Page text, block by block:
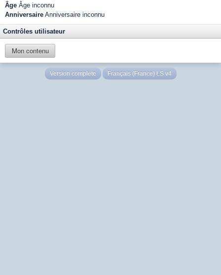
Âge Âge inconnu
Anniversaire Anniversaire inconnu
Contrôles utilisateur
Mon contenu
Version complète Français (France) LS v4